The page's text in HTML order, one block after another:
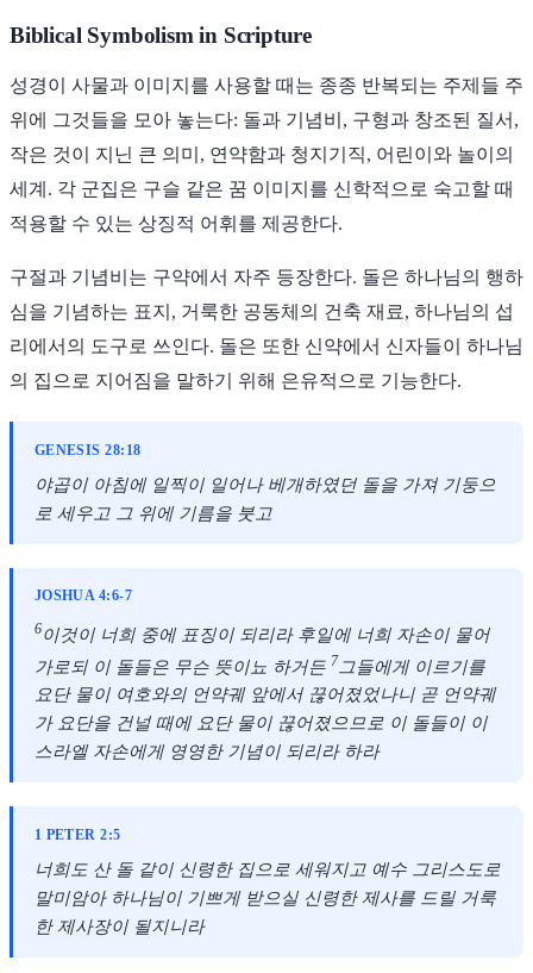
Biblical Symbolism in Scripture
성경이 사물과 이미지를 사용할 때는 종종 반복되는 주제들 주
위에 그것들을 모아 놓는다: 돌과 기념비, 구형과 창조된 질서,
작은 것이 지닌 큰 의미, 연약함과 청지기직, 어린이와 놀이의
세계. 각 군집은 구슬 같은 꿈 이미지를 신학적으로 숙고할 때
적용할 수 있는 상징적 어휘를 제공한다.
구절과 기념비는 구약에서 자주 등장한다. 돌은 하나님의 행하
심을 기념하는 표지, 거룩한 공동체의 건축 재료, 하나님의 섭
리에서의 도구로 쓰인다. 돌은 또한 신약에서 신자들이 하나님
의 집으로 지어짐을 말하기 위해 은유적으로 기능한다.
GENESIS 28:18
야곱이 아침에 일찍이 일어나 베개하였던 돌을 가져 기둥으
로 세우고 그 위에 기름을 붓고
JOSHUA 4:6-7
6이것이 너희 중에 표징이 되리라 후일에 너희 자손이 물어
가로되 이 돌들은 무슨 뜻이뇨 하거든 7 그들에게 이르기를
요단 물이 여호와의 언약궤 앞에서 끊어졌었나니 곧 언약궤
가 요단을 건널 때에 요단 물이 끊어졌으므로 이 돌들이 이
스라엘 자손에게 영영한 기념이 되리라 하라
1 PETER 2:5
너희도 산 돌 같이 신령한 집으로 세워지고 예수 그리스도로
말미암아 하나님이 기쁘게 받으실 신령한 제사를 드릴 거룩
한 제사장이 될지니라